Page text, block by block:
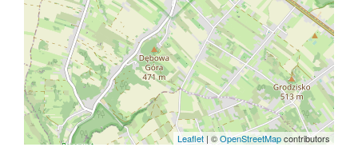
Leaflet | ©OpenStreetMapcontributors